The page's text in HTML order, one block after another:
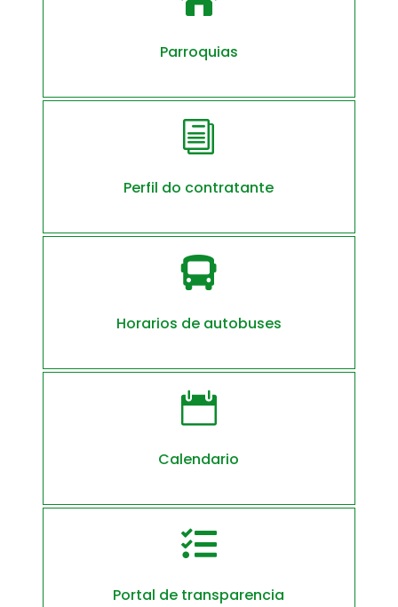
Parroquias
i
Perfil do contratante

Horarios de autobuses

Calendario

Portal de transparencia